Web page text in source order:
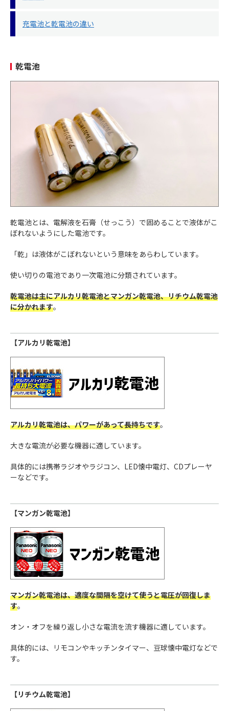
充電池と乾電池の違い
乾電池
乾電池とは、電解液を石膏（せっこう）で固めることで液体がこ
ぼれないようにした電池です。
「乾」は液体がこぼれないという意味をあらわしています。
使い切りの電池であり一次電池に分類されています。
乾電池は主にアルカリ乾電池とマンガン乾電池、リチウム乾電池
に分かれます。
【アルカリ乾電池】
アルカリ乾電池は、パワーがあって長持ちです。
大きな電流が必要な機器に適しています。
具体的には携帯ラジオやラジコン、LED懐中電灯、CDプレーヤ
ーなどです。
【マンガン乾電池】
マンガン乾電池は、適度な間隔を空けて使うと電圧が回復しま
す。
オン・オフを繰り返し小さな電流を流す機器に適しています。
具体的には、リモコンやキッチンタイマー、豆球懐中電灯などで
す。
【リチウム乾電池】